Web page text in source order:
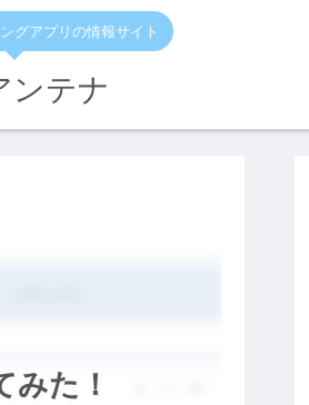
グアプリの情報サイト
ンテナ
た！